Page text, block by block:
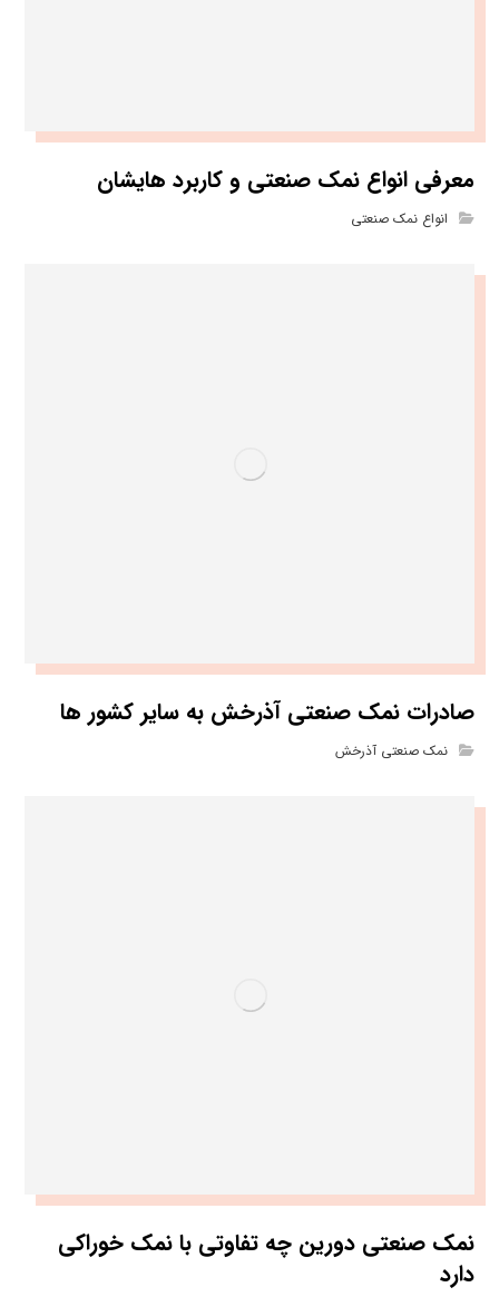
معرفی انواع نمک صنعتی و کاربرد هایشان
انواع نمک صنعتی
صادرات نمک صنعتی آذرخش به سایر کشور ها
نمک صنعتی آذرخش
نمک صنعتی دورین چه تفاوتی با نمک خوراکی
دارد